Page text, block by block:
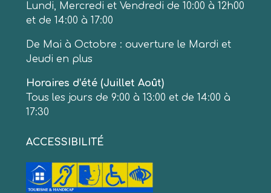
Lundi, Mercredi et Vendredi de 10:00 à 12h00
et de 14:00 à 17:00
De Mai à Octobre : ouverture le Mardi et
Jeudi en plus
Horaires d’été (Juillet Août)
Tous les jours de 9:00 à 13:00 et de 14:00 à
17:30
ACCESSIBILITÉ